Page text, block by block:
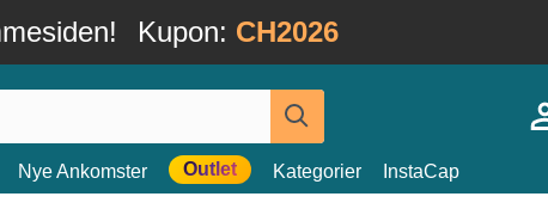
Kupon: CH2026
Nye Ankomster Outlet Kategorier InstaCap